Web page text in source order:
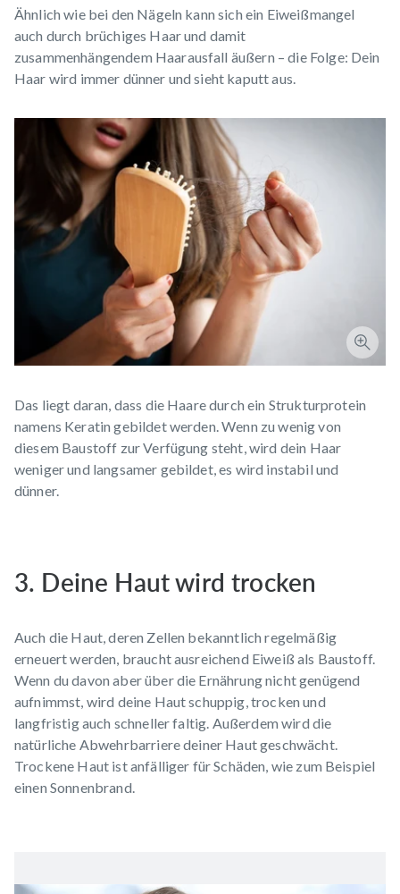
Ähnlich wie bei den Nägeln kann sich ein Eiweißmangel
auch durch brüchiges Haar und damit
zusammenhängendem Haarausfall äußern – die Folge: Dein
Haar wird immer dünner und sieht kaputt aus.
Das liegt daran, dass die Haare durch ein Strukturprotein
namens Keratin gebildet werden. Wenn zu wenig von
diesem Baustoff zur Verfügung steht, wird dein Haar
weniger und langsamer gebildet, es wird instabil und
dünner.
3. Deine Haut wird trocken
Auch die Haut, deren Zellen bekanntlich regelmäßig
erneuert werden, braucht ausreichend Eiweiß als Baustoff.
Wenn du davon aber über die Ernährung nicht genügend
aufnimmst, wird deine Haut schuppig, trocken und
langfristig auch schneller faltig. Außerdem wird die
natürliche Abwehrbarriere deiner Haut geschwächt.
Trockene Haut ist anfälliger für Schäden, wie zum Beispiel
einen Sonnenbrand